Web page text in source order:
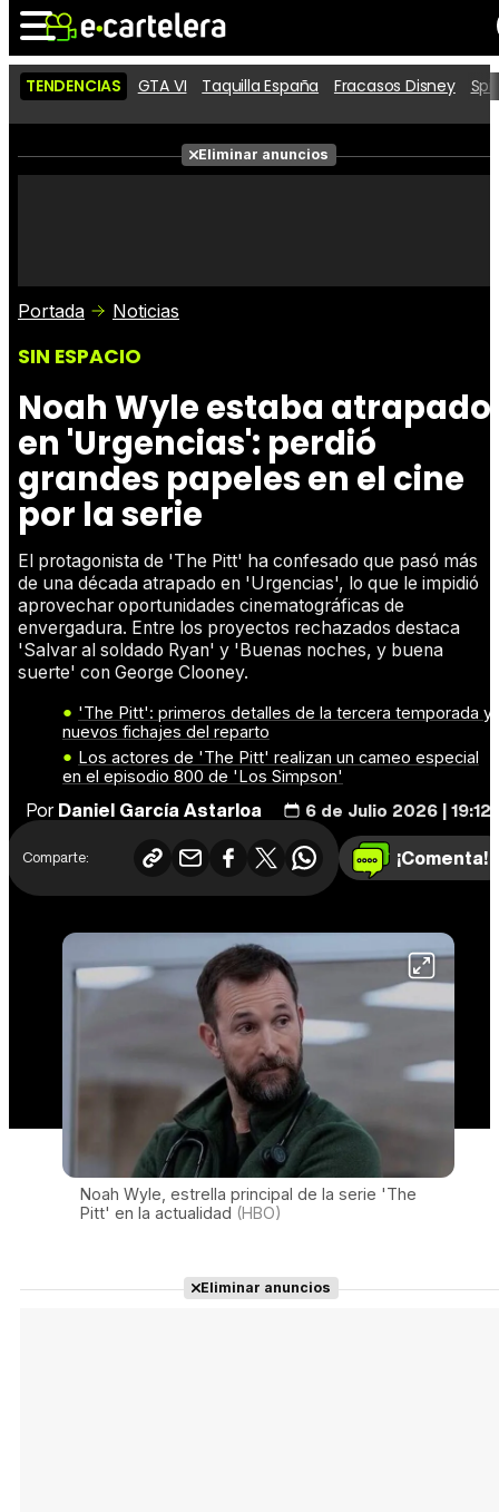
Noticias Cartelera
Películas
Críticas
TENDENCIAS GTA VI Taquilla España Fracasos Disney
Eliminar anuncios
Portada Noticias
SIN ESPACIO
Noah Wyle estaba atrapado
en 'Urgencias': perdió
grandes papeles en el cine
por la serie
El protagonista de 'The Pitt' ha confesado que pasó más
de una década atrapado en 'Urgencias', lo que le impidió
aprovechar oportunidades cinematográficas de
envergadura. Entre los proyectos rechazados destaca
'Salvar al soldado Ryan' y 'Buenas noches, y buena
suerte' con George Clooney.
'The Pitt': primeros detalles de la tercera temporada y
nuevos fichajes del reparto
Los actores de 'The Pitt' realizan un cameo especial
en el episodio 800 de 'Los Simpson'
PorDaniel García Astarloa 6 de Julio 2026 | 19:12
Comparte: ¡Comenta!
Noah Wyle, estrella principal de la serie 'The
Pitt' en la actualidad (HBO)
Eliminar anuncios